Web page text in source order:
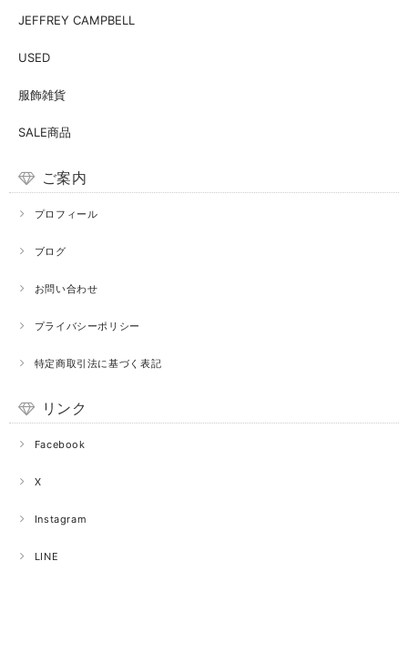
JEFFREY CAMPBELL
USED
服飾雑貨
SALE商品
ご案内
プロフィール
ブログ
お問い合わせ
プライバシーポリシー
特定商取引法に基づく表記
リンク
Facebook
X
Instagram
LINE